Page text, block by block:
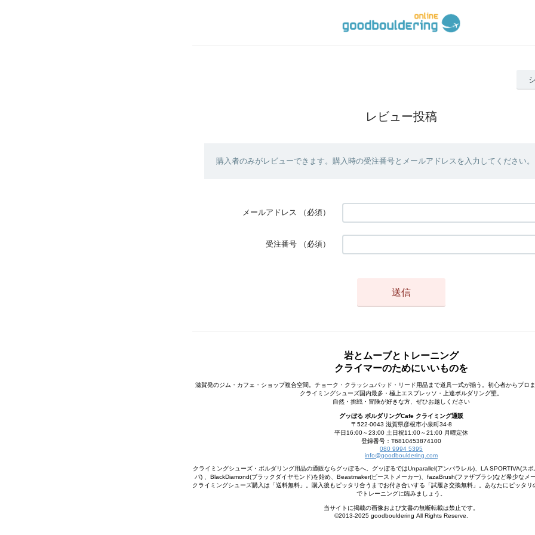
レビュー投稿
購入者のみがレビューできます。購入時の受注番号とメールアドレスを入力してください。
メールアドレス （必須）
受注番号 （必須）
岩とムーブとトレーニング
クライマーのためにいいものを
滋賀発のジム・カフェ・ショップ複合空間。チョーク・クラッシュパッド・リード用品まで道具一式が揃う。初心者からプロ
クライミングシューズ国内最多・極上エスプレッソ・上達ボルダリング壁。
自然・挑戦・冒険が好きな方、ぜひお越しください
グッぼる ボルダリングCafe クライミング通販
〒522-0043 滋賀県彦根市小泉町34-8
平日16:00～23:00 土日祝11:00～21:00 月曜定休
登録番号：T6810453874100
080 9994 5395
info@goodbouldering.com
クライミングシューズ・ボルダリング用品の通販ならグッぼるへ。グッぼるではUnparallel(アンパラレル)、LA SPORTIVA(ス
パ) 、BlackDiamond(ブラックダイヤモンド)を始め、Beastmaker(ビーストメーカー)、fazaBrush(ファザブラシ)など希少なメ
クライミングシューズ購入は「送料無料」。購入後もピッタリ合うまでお付き合いする「試履き交換無料」。あなたにピッタリ
でトレーニングに臨みましょう。
当サイトに掲載の画像および文書の無断転載は禁止です。
©2013-2025 goodbouldering All Rights Reserve.